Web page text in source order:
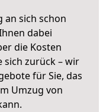
an sich schon
dabei
die Kosten
sich zurück – wir
für Sie, das
Umzug von